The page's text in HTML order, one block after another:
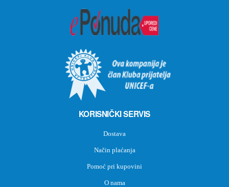
KORISNIČKI SERVIS
Dostava
Način plaćanja
Pomoć pri kupovini
O nama